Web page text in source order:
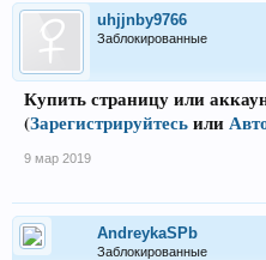
uhjjnby9766
Заблокированные
Купить страницу или
(Зарегистрируйтесьили
9 мар 2019
AndreykaSPb
Заблокированные